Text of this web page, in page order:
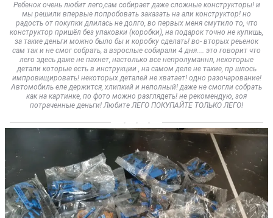
Ребенок очень любит лего,сам собирает даже сложные конструкторы! и
мы решили впервые попробовать заказать на али конструктор! но
радость от покупки длилась не долго, во первых меня смутило то, что
конструктор пришёл без упаковки (коробки), на подарок точно не купишь,
за такие деньги можно было бы и коробку сделать! во- вторых реьенок
сам так и не смог собрать, а взрослые собирали 4 дня.... это говорит что
лего здесь даже не пахнет, настолько все непролуманнл, некоторые
детали которые есть в инструкции , на самом деле не такие, пр шлось
импровищировать! некоторых деталей не хватает! одно разочарование!
Автомобиль еле держится, хлипкий и неполный! даже не смогли собрать
как на картинке, по фото можно разглядеть! не рекомендую, зоя
потраченные деньги! Любите ЛЕГО ПОКУПАЙТЕ ТОЛЬКО ЛЕГО!